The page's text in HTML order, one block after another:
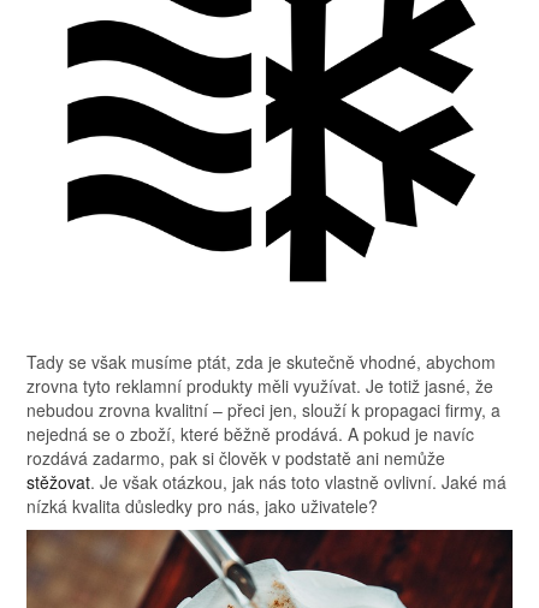
Tady se však musíme ptát, zda je skutečně vhodné, abychom
zrovna tyto reklamní produkty měli využívat. Je totiž jasné, že
nebudou zrovna kvalitní – přeci jen, slouží k propagaci firmy, a
nejedná se o zboží, které běžně prodává. A pokud je navíc
rozdává zadarmo, pak si člověk v podstatě ani nemůže
stěžovat. Je však otázkou, jak nás toto vlastně ovlivní. Jaké má
nízká kvalita důsledky pro nás, jako uživatele?